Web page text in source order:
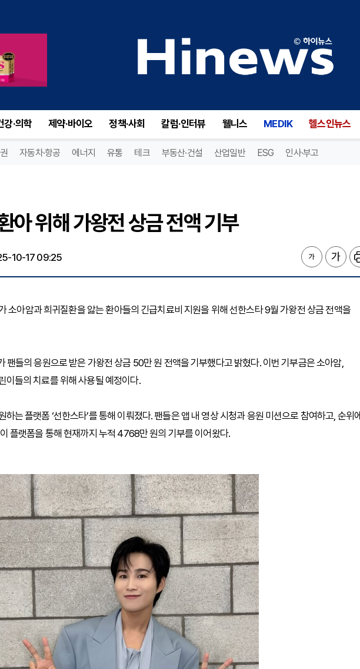
강·의학 제약·바이오 정책·사회 칼럼·인터뷰 웰니스 MEDIK 헬스인뉴스
자동차·항공 에너지 유통 테크 부동산·건설 산업일반 ESG 인사·부고
아 위해 가왕전 상금 전액 기부
10-17 09:25
소아암과 희귀질환을 앓는 환아들의 긴급치료비 지원을 위해 선한스타 9월 가왕전 상금 전액을
팬들의 응원으로 받은 가왕전 상금 50만 원 전액을 기부했다고 밝혔다. 이번 기부금은 소아암,
이들의 치료를 위해 사용될 예정이다.
는 플랫폼 ‘선한스타’를 통해 이뤄졌다. 팬들은 앱 내 영상 시청과 응원 미션으로 참여하고, 순위에
플랫폼을 통해 현재까지 누적 4768만 원의 기부를 이어왔다.